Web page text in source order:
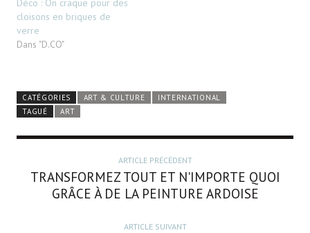
Déco : On craque pour des
cloisons en briques de
verre
Dans "D.CO"
CATÉGORIES ART & CULTURE
INTERNATIONAL
TAGUÉ
ART
ARTICLE PRÉCÉDENT
TRANSFORMEZ TOUT ET N'IMPORTE QUOI
GRÂCE À DE LA PEINTURE ARDOISE
ARTICLE SUIVANT